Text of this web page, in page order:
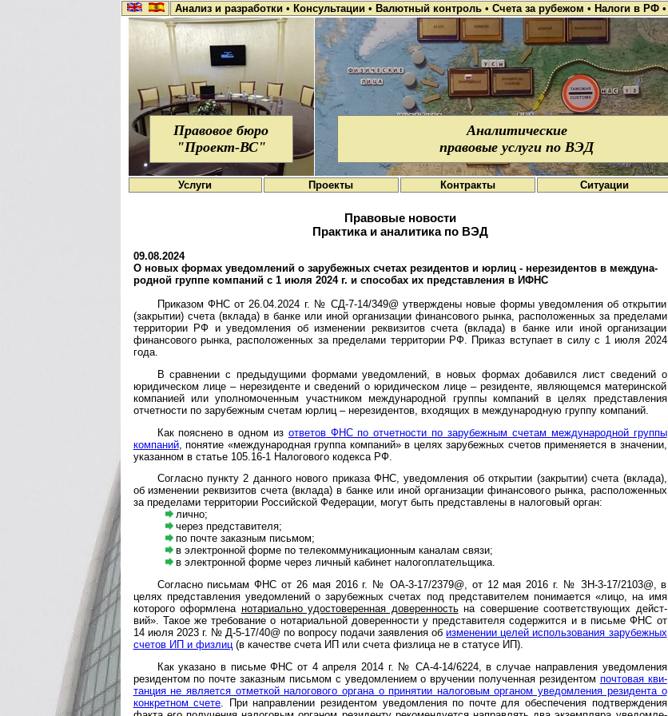
Анализ и разработки • Консультации • Валютный контроль • Счета за рубежом • Налоги в РФ •
Правовое бюро
"Проект-ВС"
Аналитические
правовые услуги по ВЭД
Услуги Проекты Контракты Ситуации
Правовые новости
Практика и аналитика по ВЭД
09.08.2024
О новых формах уве­до­м­ле­ний о за­ру­беж­ных сче­тах ре­зи­ден­тов и юр­лиц - не­ре­зи­ден­тов в меж­ду­на­
род­ной груп­пе ком­па­ний c 1 июля 2024 г. и спо­со­бах их пред­став­ле­ния в ИФНС
Приказом ФНС от 26.04.2024 г. № СД-7-14/349@ утверж­дены новые формы уведом­ления об откры­тии
(закры­тии) счета (вклада) в банке или иной органи­зации финан­сового рынка, распо­ложен­ных за преде­лами
терри­тории РФ и уве­дом­ления об изме­нении рекви­зитов счета (вклада) в банке или иной орга­низа­ции
финан­сового рынка, распо­ложен­ных за преде­лами терри­тории РФ. При­каз всту­пает в силу с 1 июля 2024
года.
В сравнении с предыдущими формами уведомлений, в новых формах доба­вился лист све­дений о
юриди­чес­ком лице – нере­зи­денте и све­дений о юриди­ческом лице – рези­денте, являю­щемся материн­ской
компа­нией или уполно­мочен­ным участ­ником между­народ­ной группы ком­паний в целях пред­став­ления
отчет­ности по зару­беж­ным сче­там юрлиц – нере­зи­ден­тов, входя­щих в между­народ­ную группу ком­паний.
Как пояснено в одном из ответов ФНС по отчетности по зарубежным счетам международной группы
компаний, понятие «международная группа компаний» в целях зарубежных счетов применяется в значении,
указанном в статье 105.16-1 Налогового кодекса РФ.
Согласно пункту 2 данного нового приказа ФНС, уведом­ления об откры­тии (закры­тии) счета (вклада),
об изме­нении рекви­зитов счета (вклада) в банке или иной орга­низа­ции финан­сового рынка, распо­ложен­ных
за преде­лами терри­тории Рос­сий­ской Феде­рации, могут быть пред­став­лены в нало­го­вый орган:
лично;
через представителя;
по почте заказным письмом;
в электронной форме по телекоммуникационным кана­лам связи;
в электронной форме через личный кабинет налого­пла­тель­щика.
Согласно письмам ФНС от 26 мая 2016 г. № ОА-3-17/2379@, от 12 мая 2016 г. № ЗН-3-17/2103@, в
целях пред­став­ления уве­дом­лений о зару­беж­ных сче­тах под пред­ста­ви­те­лем пони­мается «лицо, на имя
кото­рого оформ­лена нота­риа­льно удосто­ве­рен­ная дове­рен­ностьна совер­шение соот­ветст­вующих дейст­
вий». Такое же требо­вание о нота­риаль­ной дове­рен­ности у пред­ста­ви­теля содер­жится и в письме ФНС от
14 июля 2023 г. № Д-5-17/40@ по воп­росу подачи заяв­ления обизме­не­нии целей исполь­зова­ния зару­беж­ных
сче­тов ИП и физ­лиц(в каче­стве счета ИП или счета физ­лица не в ста­тусе ИП).
Как указано в письме ФНС от 4 апреля 2014 г. № СА-4-14/6224, в слу­чае направ­ле­ния уве­дом­ле­ния
рези­ден­том по почте заказ­ным пись­мом с уве­дом­ле­нием о вру­чении полу­чен­ная рези­ден­том поч­то­вая кви­
тан­ция не явля­ется отмет­кой нало­го­вого органа о при­ня­тии нало­го­вым орга­ном уве­дом­ле­ния рези­дента о
кон­крет­ном счете . При направ­лении рези­ден­том уве­дом­ле­ния по почте для обе­спе­чения подт­верж­де­ния